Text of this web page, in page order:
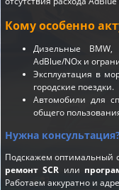
Кому особенно
Дизельные
AdBlue/NOx и
Эксплуатация в
городские поездки.
Автомобили для
общего
Нужна
Подскажем оптимальный
ремонт SCR или
Работаем аккуратно и